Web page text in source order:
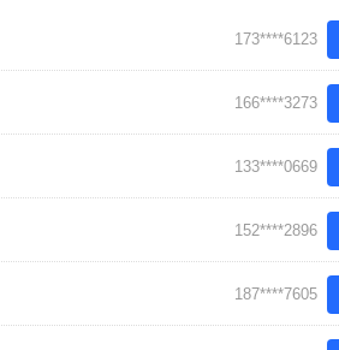
173****6123
166****3273
133****0669
152****2896
187****7605